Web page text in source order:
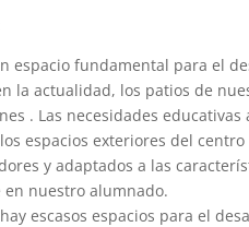
espacio fundamental para el
la actualidad, los patios de
. Las necesidades educativas
espacios exteriores del
y adaptados a las
nuestro alumnado.
escasos espacios para el